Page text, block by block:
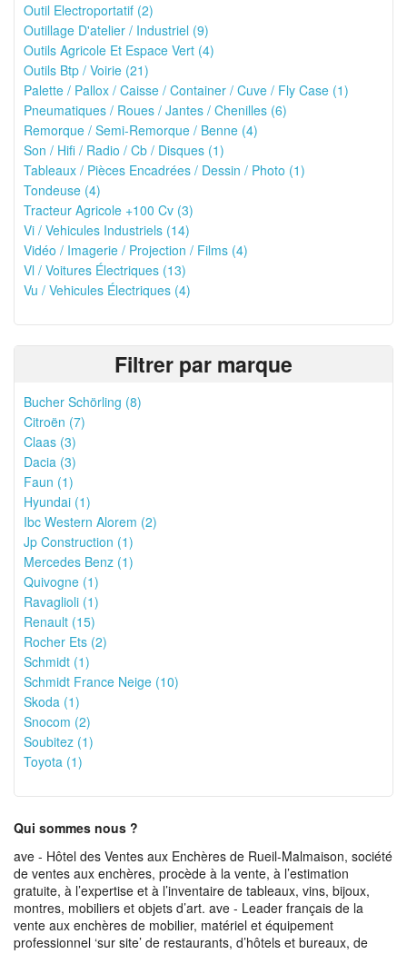
Outil Electroportatif (2)
Outillage D'atelier / Industriel (9)
Outils Agricole Et Espace Vert (4)
Outils Btp / Voirie (21)
Palette / Pallox / Caisse / Container / Cuve / Fly Case (1)
Pneumatiques / Roues / Jantes / Chenilles (6)
Remorque / Semi-Remorque / Benne (4)
Son / Hifi / Radio / Cb / Disques (1)
Tableaux / Pièces Encadrées / Dessin / Photo (1)
Tondeuse (4)
Tracteur Agricole +100 Cv (3)
Vi / Vehicules Industriels (14)
Vidéo / Imagerie / Projection / Films (4)
Vl / Voitures Électriques (13)
Vu / Vehicules Électriques (4)
Filtrer par marque
Bucher Schörling (8)
Citroën (7)
Claas (3)
Dacia (3)
Faun (1)
Hyundai (1)
Ibc Western Alorem (2)
Jp Construction (1)
Mercedes Benz (1)
Quivogne (1)
Ravaglioli (1)
Renault (15)
Rocher Ets (2)
Schmidt (1)
Schmidt France Neige (10)
Skoda (1)
Snocom (2)
Soubitez (1)
Toyota (1)
Qui sommes nous ?
ave - Hôtel des Ventes aux Enchères de Rueil-Malmaison, société
de ventes aux enchères, procède à la vente, à l’estimation
gratuite, à l’expertise et à l’inventaire de tableaux, vins, bijoux,
montres, mobiliers et objets d’art. ave - Leader français de la
vente aux enchères de mobilier, matériel et équipement
professionnel ‘sur site’ de restaurants, d’hôtels et bureaux, de